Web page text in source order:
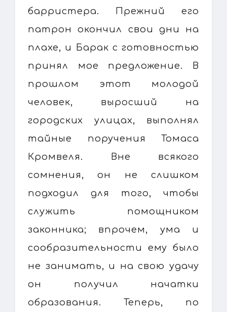
барристера. Прежний его
патрон окончил свои дни на
плахе, и Барак с готовностью
принял мое предложение. В
прошлом этот молодой
человек, выросший на
городских улицах, выполнял
тайные поручения Томаса
Кромвеля. Вне всякого
сомнения, он не слишком
подходил для того, чтобы
служить помощником
законника; впрочем, ума и
сообразительности ему было
не занимать, и на свою удачу
он получил начатки
образования. Теперь, по